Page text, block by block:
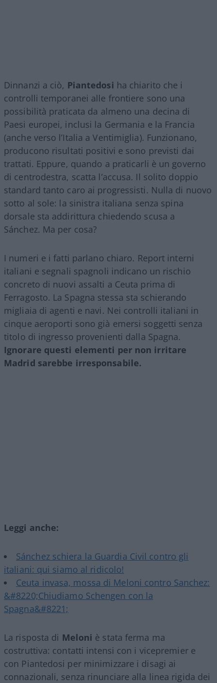
Dinnanzi a ciò, Piantedosi ha chiarito che i
controlli temporanei alle frontiere sono una
possibilità praticata da almeno una decina di
Paesi europei, inclusi la Germania e la Francia
(anche verso l’Italia a Ventimiglia). Funzionano,
producono risultati positivi e sono previsti dai
trattati. Eppure, quando a praticarli è un governo
di centrodestra, scatta l’accusa. Il solito doppio
standard tanto caro ai progressisti. Nulla di nuovo
sotto al sole: la sinistra italiana senza spina
dorsale sta addirittura chiedendo scusa a
Sánchez. Ma per cosa?
I numeri e i fatti parlano chiaro. Report interni
italiani e segnali spagnoli indicano un rischio
concreto di nuovi assalti a Ceuta prima di
Ferragosto. La Spagna stessa sta schierando
migliaia di agenti e navi. Nei controlli italiani in
cinque aeroporti sono già emersi soggetti senza
titolo di ingresso provenienti dalla Spagna.
Ignorare questi elementi per non irritare
Madrid sarebbe irresponsabile.
Leggi anche:
Sánchez schiera la Guardia Civil contro gli
italiani: qui siamo al ridicolo!
Ceuta invasa, mossa di Meloni contro Sanchez:
&#8220;Chiudiamo Schengen con la
Spagna&#8221;
La risposta di Meloni è stata ferma ma
costruttiva: contatti intensi con i vicepremier e
con Piantedosi per minimizzare i disagi ai
connazionali, senza rinunciare alla linea rigida dei